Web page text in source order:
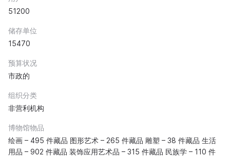
51200
储存单位
15470
预算状况
市政的
组织分类
非营利机构
博物馆物品
绘画 – 495 件藏品 图形艺术 – 265 件藏品 雕塑 – 38 件藏品 生活
用品 – 902 件藏品 装饰应用艺术品 – 315 件藏品 民族学 – 110 件